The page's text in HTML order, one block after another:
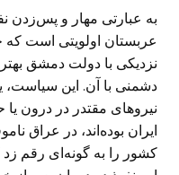
به عبارتی مهار و پس‌زدن
عربستان اولویتی است که
نزدیکی با دولت دمشق
دشمنی با آن. این سیاست،
نیروهای مقتدر در درون یا
ایران بوده‌اند، در عراق
کشور را به گونه‌ای رقم زد